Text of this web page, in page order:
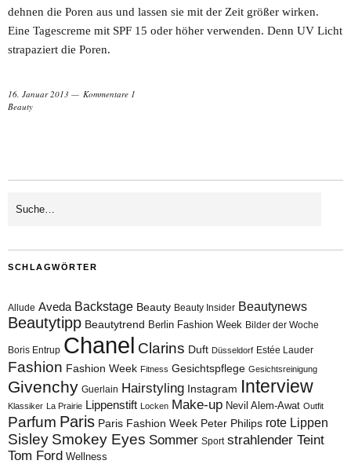
dehnen die Poren aus und lassen sie mit der Zeit größer wirken.
Eine Tagescreme mit SPF 15 oder höher verwenden. Denn UV Licht
strapaziert die Poren.
16. Januar 2013
Kommentare 1
Beauty
SCHLAGWÖRTER
Allude Aveda Backstage Beauty Beauty Insider Beautynews
Beautytipp Beautytrend Berlin Fashion Week Bilder der Woche
Boris Entrup Chanel Clarins Duft Düsseldorf Estée Lauder
Fashion Fashion Week Fitness Gesichtspflege Gesichtsreinigung
Givenchy Guerlain Hairstyling Instagram Interview
Klassiker La Prairie Lippenstift Locken Make-up Nevil Alem-Awat Outfit
Parfum Paris Paris Fashion Week Peter Philips rote Lippen
Sisley Smokey Eyes Sommer Sport strahlender Teint
Tom Ford Wellness